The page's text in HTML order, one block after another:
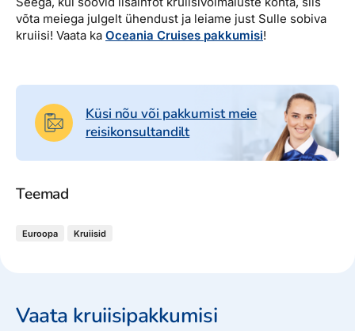
võta meiega julgelt ühendust ja leiame just Sulle sobiva
kruiisi! Vaata ka Oceania Cruises pakkumisi!
Küsi nõu või pakkumist meie
reisikonsultandilt
Teemad
Euroopa Kruiisid
Vaata kruiisipakkumisi